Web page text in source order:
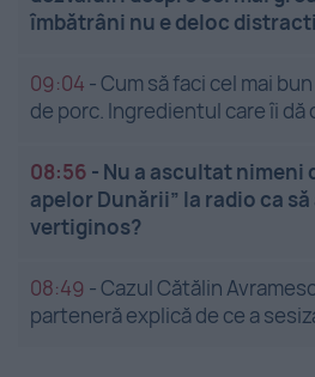
îmbătrâni nu e deloc
09:04 -Cum să faci cel mai
de porc. Ingredientul care îi dă
08:56 - Nu a ascultat nimeni
apelor Dunării” la radio ca
vertiginos?
08:49 -Cazul Cătălin
parteneră explică de ce a